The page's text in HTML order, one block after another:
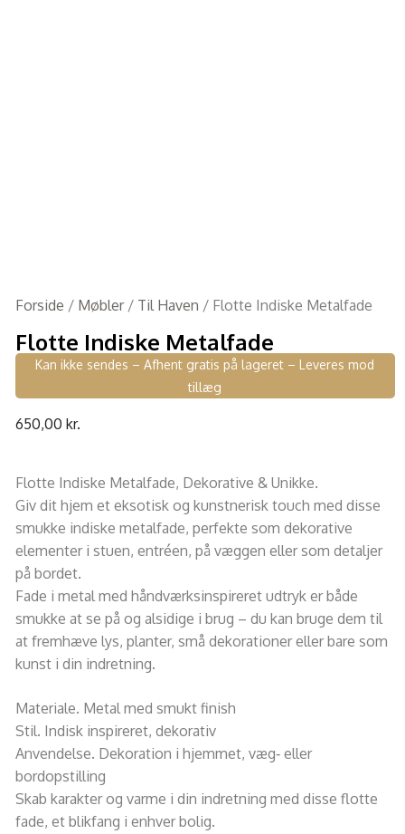
Forside / Møbler/ Til Haven / Flotte Indiske Metalfade
Flotte Indiske Metalfade
Kan ikke sendes – Afhent gratis på lageret – Leveres mod
tillæg
650,00 kr.
Flotte Indiske Metalfade, Dekorative & Unikke.
Giv dit hjem et eksotisk og kunstnerisk touch med disse
smukke indiske metalfade, perfekte som dekorative
elementer i stuen, entréen, på væggen eller som detaljer
på bordet.
Fade i metal med håndværksinspireret udtryk er både
smukke at se på og alsidige i brug – du kan bruge dem til
at fremhæve lys, planter, små dekorationer eller bare som
kunst i din indretning.
Materiale. Metal med smukt finish
Stil. Indisk inspireret, dekorativ
Anvendelse. Dekoration i hjemmet, væg‑ eller
bordopstilling
Skab karakter og varme i din indretning med disse flotte
fade, et blikfang i enhver bolig.